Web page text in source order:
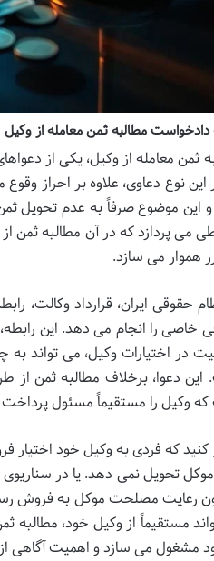
دادخواست مطالبه ثمن معامله از وکیل
ثمن معامله از وکیل، یکی از
این نوع دعاوی، علاوه بر احراز
این موضوع صرفاً به عدم تحویل
می پردازد که در آن مطالبه ثمن
هموار می سازد.
حقوقی ایران، قرارداد وکالت،
خاصی را انجام می دهد. این
در اختیارات وکیل، می تواند
دعوا، برخلاف مطالبه ثمن از
وکیل را مستقیماً مسئول
که فردی به وکیل خود اختیار
موکل تحویل نمی دهد. یا در سناریوی
رعایت مصلحت موکل به فروش
مستقیماً از وکیل خود، مطالبه
مشغول می سازد و اهمیت آگاهی